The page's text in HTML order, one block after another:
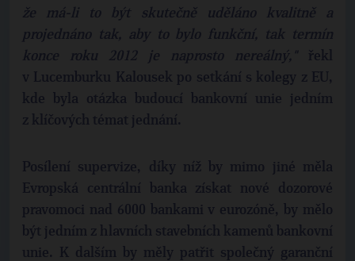
že má-li to být skutečně uděláno kvalitně a
projednáno tak, aby to bylo funkční, tak termín
konce roku 2012 je naprosto nereálný,"řekl
v Lucemburku Kalousek po setkání s kolegy z EU,
kde byla otázka budoucí bankovní unie jedním
z klíčových témat jednání.
Posílení supervize, díky níž by mimo jiné měla
Evropská centrální banka získat nové dozorové
pravomoci nad 6000 bankami v eurozóně, by mělo
být jedním z hlavních stavebních kamenů bankovní
unie. K dalším by měly patřit společný garanční